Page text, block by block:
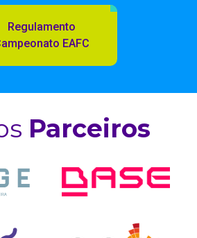
Regulamento
EAFC
Parceiros